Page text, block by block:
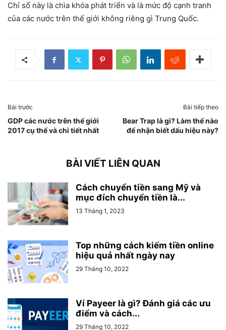
Chỉ số này là chìa khóa phát triển và là mức độ cạnh tranh
của các nước trên thế giới không riêng gì Trung Quốc.
Bài trước
GDP các nước trên thế giới
2017 cụ thể và chi tiết nhất
Bài tiếp theo
Bear Trap là gì? Làm thế nào
để nhận biết dấu hiệu này?
BÀI VIẾT LIÊN QUAN
Cách chuyển tiền sang Mỹ và
mục đích chuyển tiền là...
13 Tháng 1, 2023
Top những cách kiếm tiền online
hiệu quả nhất ngày nay
29 Tháng 10, 2022
Ví Payeer là gì? Đánh giá các ưu
điểm và cách...
29 Tháng 10, 2022